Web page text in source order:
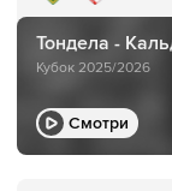
Тондела -
Кубок 2025/2026
Смотри